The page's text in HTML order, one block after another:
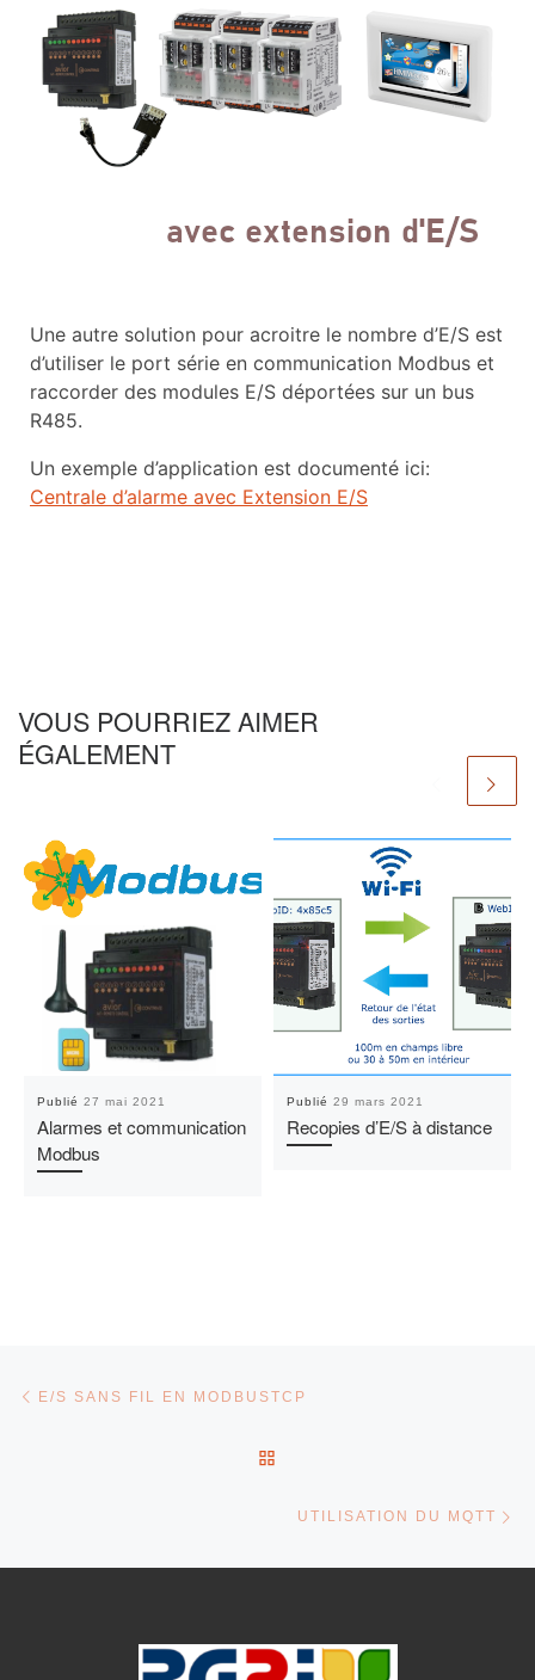
Une autre solution pour acroitre le nombre d’E/S est
d’utiliser le port série en communication Modbus et
raccorder des modules E/S déportées sur un bus
R485.
Un exemple d’application est documenté ici:
Centrale d’alarme avec Extension E/S
VOUS POURRIEZ AIMER
ÉGALEMENT
Publié 27 mai 2021
Alarmes et communication
Modbus
Publié 29 mars 2021
Recopies d’E/S à distance
Parcourir les articles
E/S SANS FIL EN MODBUSTCP
UTILISATION DU MQTT